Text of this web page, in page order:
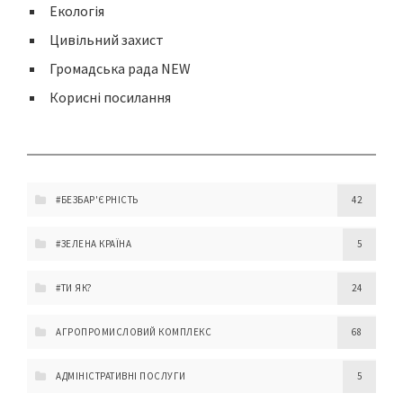
Екологія
Цивільний захист
Громадська рада NEW
Корисні посилання
#БЕЗБАР'ЄРНІСТЬ 42
#ЗЕЛЕНА КРАЇНА 5
#ТИ ЯК? 24
АГРОПРОМИСЛОВИЙ КОМПЛЕКС 68
АДМІНІСТРАТИВНІ ПОСЛУГИ 5